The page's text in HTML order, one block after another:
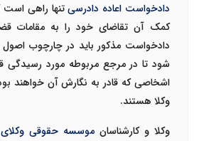
دادخواست اعاده دادرسیتنها راهی است
کمک آن تقاضای خود را به مقامات
دادخواست مذکور باید در چارچوب
شود تا در مرجع مربوطه مورد رسیدگی
اشخاصی که قادر به نگارش آن خواهند
وکلا هستند.
وکلا و کارشناسانموسسه حقوقی وکلای